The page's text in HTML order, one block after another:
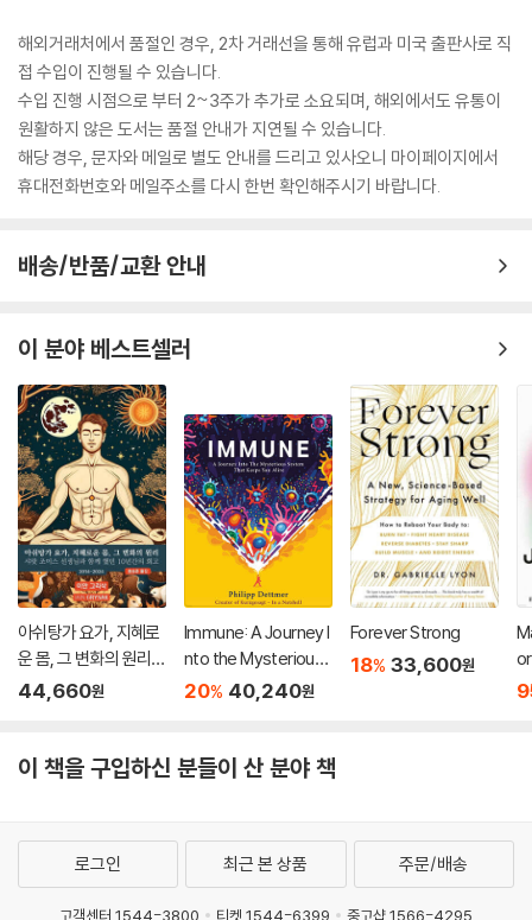
해외거래처에서 품절인 경우, 2차 거래선을 통해 유럽과 미국 출판사로 직
접 수입이 진행될 수 있습니다.
수입 진행 시점으로 부터 2~3주가 추가로 소요되며, 해외에서도 유통이
원활하지 않은 도서는 품절 안내가 지연될 수 있습니다.
해당 경우, 문자와 메일로 별도 안내를 드리고 있사오니 마이페이지에서
휴대전화번호와 메일주소를 다시 한번 확인해주시기 바랍니다.
배송/반품/교환 안내
이 분야 베스트셀러
아쉬탕가 요가, 지혜로
운 몸, 그 변화의 원리:
&#49
44,660원
Immune: A Journey I
nto the Mysterious
System That Keeps
20% 40,240원
Forever Strong
18% 33,600원
d
이 책을 구입하신 분들이 산 분야 책
로그인 최근 본 상품 주문/배송
고객센터 1544-3800 티켓 1544-6399 중고샵 1566-4295